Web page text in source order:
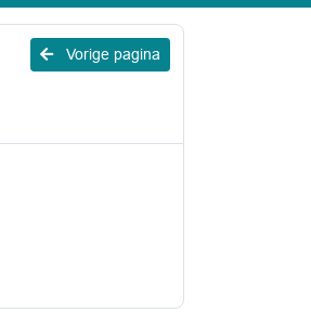
Vorige pagina